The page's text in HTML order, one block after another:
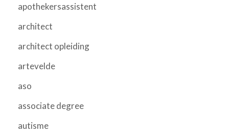
apothekersassistent
architect
architect opleiding
artevelde
aso
associate degree
autisme